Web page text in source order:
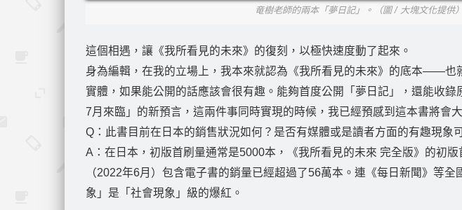
竜樹老師的兩本「夢日記」。（圖 / 大塊文化提供）
這個相遇，讓《我所看見的未來》的復刻，以極快速度動了起來。
身為編輯，在我的立場上，我本來就認為《我所看見的未來》的底本——也
實體，如果能公開的話應該會很有趣。能夠首度公開「夢日記」，還能收
7月來臨」的新預言，這兩件事同時實現的時候，我已經預感到這本書將會
Q：此書目前在日本的銷售狀況如何？是否有媒體或是讀者方面的有趣現象
A：在日本，初版首刷量通常是5000本，《我所看見的未來 完全版》的初
（2022年6月）包含電子書的銷量已經超過了56萬本。連《每日新聞》等
象」是「社會現象」級的爆紅。